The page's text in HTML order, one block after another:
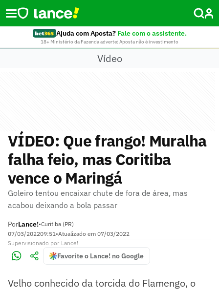
Ajuda com Aposta? Fale com o assistente.
18+ Ministério da Fazenda adverte: Aposta não é investimento
Vídeo
VÍDEO: Que frango! Muralha
falha feio, mas Coritiba
vence o Maringá
Goleiro tentou encaixar chute de fora de área, mas
acabou deixando a bola passar
PorLance!•Curitiba (PR)
07/03/202209:51•Atualizado em 07/03/2022
Supervisionado por Lance!
Favorite o Lance! no Google
Velho conhecido da torcida do Flamengo, o